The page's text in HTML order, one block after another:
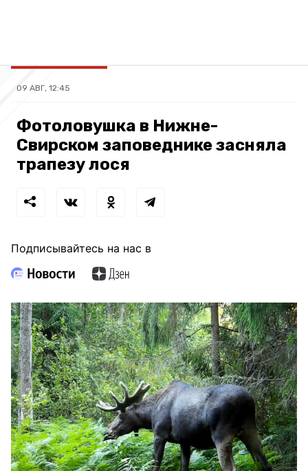
09 АВГ, 12:45
Фотоловушка в Нижне-
Свирском заповеднике засняла
трапезу лося
Подписывайтесь на нас в